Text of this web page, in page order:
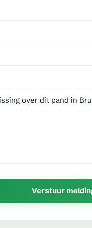
Verstuur